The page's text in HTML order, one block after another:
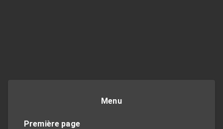
Menu
Première page